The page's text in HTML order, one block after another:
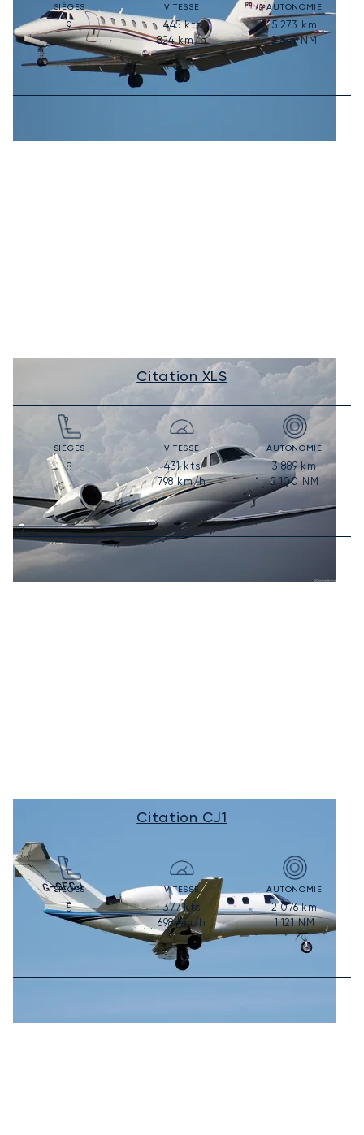
SIÈGES
9
VITESSE
445kts
824km/h
AUTONOMIE
5 273 km
2 847NM
Citation XLS
SIÈGES
8
VITESSE
431kts
798km/h
AUTONOMIE
3 889 km
2 100NM
Citation CJ1
SIÈGES
5
VITESSE
377kts
698km/h
AUTONOMIE
2 076km
1 121NM